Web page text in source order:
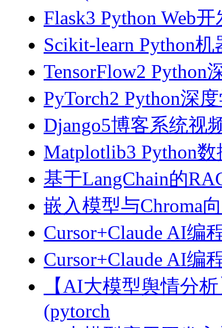
Flask3 Python Web
Scikit-learn Python
TensorFlow2 Python
PyTorch2 Python深
Django5博客系统视
Matplotlib3 Python
基于LangChain的
嵌入模型与Chroma
Cursor+Claude AI编
Cursor+Claude AI编
【AI大模型舆情分
(pytorch